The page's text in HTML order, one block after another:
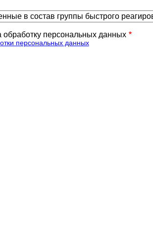
обработку персональных данных
персональных данных